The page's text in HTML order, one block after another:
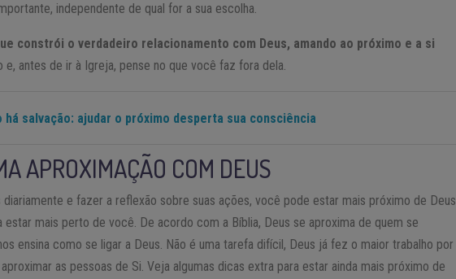
independente de qual for a sua escolha.
constrói o verdadeiro relacionamento com Deus, amando ao próximo e a si
e, antes de ir à Igreja, pense no que você faz fora dela.
há salvação: ajudar o próximo desperta sua consciência
APROXIMAÇÃO COM DEUS
e fazer a reflexão sobre suas ações, você pode estar mais próximo de Deus
mais perto de você. De acordo com a Bíblia, Deus se aproxima de quem se
ensina como se ligar a Deus. Não é uma tarefa difícil, Deus já fez o maior trabalho por
as pessoas de Si. Veja algumas dicas extra para estar ainda mais próximo de